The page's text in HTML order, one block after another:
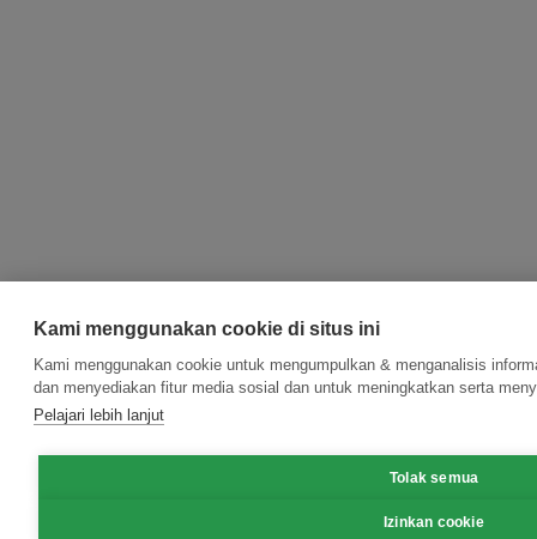
Kami menggunakan cookie di situs ini
Kami menggunakan cookie untuk mengumpulkan & menganalisis
dan menyediakan fitur media sosial dan untuk meningkatkan serta
Pelajari lebih lanjut
Tolak semua
Izinkan cookie